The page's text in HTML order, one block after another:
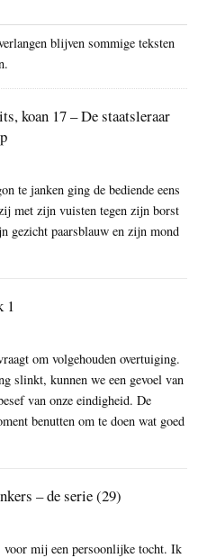
blijven sommige teksten
koan 17 – De staatsleraar
te janken ging de bediende eens
met zijn vuisten tegen zijn borst
gezicht paarsblauw en zijn mond
1
om volgehouden overtuiging.
slinkt, kunnen we een gevoel van
van onze eindigheid. De
benutten om te doen wat goed
– de serie (29)
mij een persoonlijke tocht. Ik